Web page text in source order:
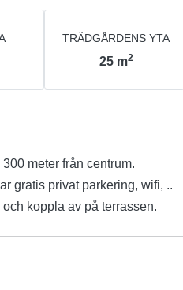
TRÄDGÅRDENS YTA
25 m2
meter från centrum.
gratis privat parkering, wifi, ..
koppla av på terrassen.